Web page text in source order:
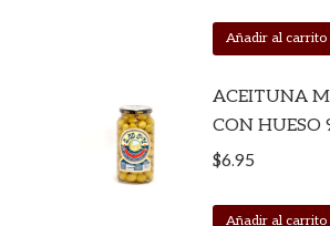
Añadir al carrito
ACEITUNA
CON HUESO
$6.95
Añadir al carrito